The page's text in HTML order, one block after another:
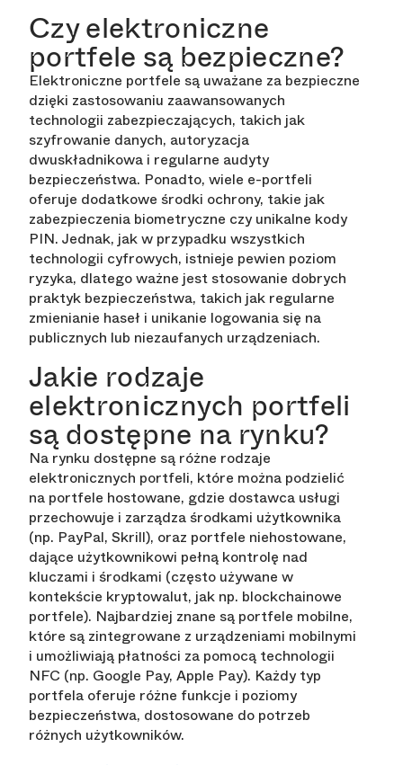
Czy elektroniczne
portfele są bezpieczne?
Elektroniczne portfele są uważane za bezpieczne
dzięki zastosowaniu zaawansowanych
technologii zabezpieczających, takich jak
szyfrowanie danych, autoryzacja
dwuskładnikowa i regularne audyty
bezpieczeństwa. Ponadto, wiele e-portfeli
oferuje dodatkowe środki ochrony, takie jak
zabezpieczenia biometryczne czy unikalne kody
PIN. Jednak, jak w przypadku wszystkich
technologii cyfrowych, istnieje pewien poziom
ryzyka, dlatego ważne jest stosowanie dobrych
praktyk bezpieczeństwa, takich jak regularne
zmienianie haseł i unikanie logowania się na
publicznych lub niezaufanych urządzeniach.
Jakie rodzaje
elektronicznych portfeli
są dostępne na rynku?
Na rynku dostępne są różne rodzaje
elektronicznych portfeli, które można podzielić
na portfele hostowane, gdzie dostawca usługi
przechowuje i zarządza środkami użytkownika
(np. PayPal, Skrill), oraz portfele niehostowane,
dające użytkownikowi pełną kontrolę nad
kluczami i środkami (często używane w
kontekście kryptowalut, jak np. blockchainowe
portfele). Najbardziej znane są portfele mobilne,
które są zintegrowane z urządzeniami mobilnymi
i umożliwiają płatności za pomocą technologii
NFC (np. Google Pay, Apple Pay). Każdy typ
portfela oferuje różne funkcje i poziomy
bezpieczeństwa, dostosowane do potrzeb
różnych użytkowników.